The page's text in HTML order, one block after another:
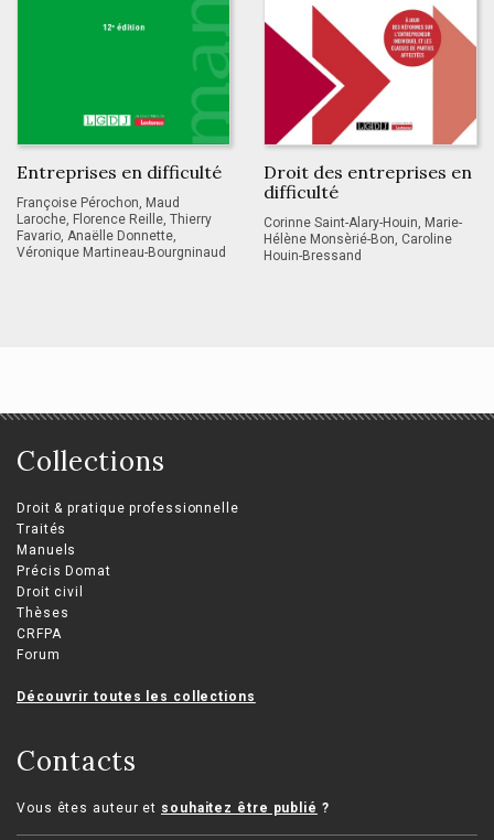
Entreprises en difficulté
Françoise Pérochon, Maud
Laroche, Florence Reille, Thierry
Favario, Anaëlle Donnette,
Véronique Martineau-Bourgninaud
Droit des entreprises en
difficulté
Corinne Saint-Alary-Houin, Marie-
Hélène Monsèrié-Bon, Caroline
Houin-Bressand
Collections
Droit & pratique professionnelle
Traités
Manuels
Précis Domat
Droit civil
Thèses
CRFPA
Forum
Découvrir toutes les collections
Contacts
Vous êtes auteur et souhaitez être publié ?